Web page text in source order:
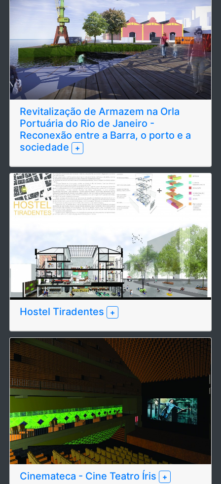
Revitalização de Armazem na Orla
Portuária do Rio de Janeiro -
Reconexão entre a Barra, o porto e a
sociedade
+
Hostel Tiradentes +
Cinemateca - Cine Teatro Íris +